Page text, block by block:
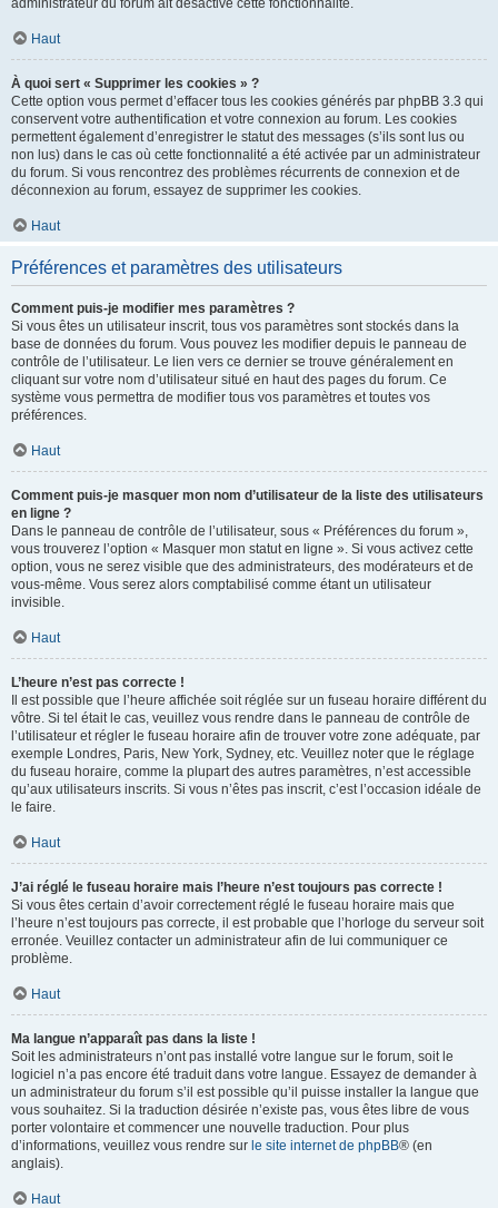
administrateur du forum ait désactivé cette fonctionnalité.
Haut
À quoi sert « Supprimer les cookies » ?
Cette option vous permet d’effacer tous les cookies générés par phpBB 3.3 qui
conservent votre authentification et votre connexion au forum. Les cookies
permettent également d’enregistrer le statut des messages (s’ils sont lus ou
non lus) dans le cas où cette fonctionnalité a été activée par un administrateur
du forum. Si vous rencontrez des problèmes récurrents de connexion et de
déconnexion au forum, essayez de supprimer les cookies.
Haut
Préférences et paramètres des utilisateurs
Comment puis-je modifier mes paramètres ?
Si vous êtes un utilisateur inscrit, tous vos paramètres sont stockés dans la
base de données du forum. Vous pouvez les modifier depuis le panneau de
contrôle de l’utilisateur. Le lien vers ce dernier se trouve généralement en
cliquant sur votre nom d’utilisateur situé en haut des pages du forum. Ce
système vous permettra de modifier tous vos paramètres et toutes vos
préférences.
Haut
Comment puis-je masquer mon nom d’utilisateur de la liste des utilisateurs
en ligne ?
Dans le panneau de contrôle de l’utilisateur, sous « Préférences du forum »,
vous trouverez l’option « Masquer mon statut en ligne ». Si vous activez cette
option, vous ne serez visible que des administrateurs, des modérateurs et de
vous-même. Vous serez alors comptabilisé comme étant un utilisateur
invisible.
Haut
L’heure n’est pas correcte !
Il est possible que l’heure affichée soit réglée sur un fuseau horaire différent du
vôtre. Si tel était le cas, veuillez vous rendre dans le panneau de contrôle de
l’utilisateur et régler le fuseau horaire afin de trouver votre zone adéquate, par
exemple Londres, Paris, New York, Sydney, etc. Veuillez noter que le réglage
du fuseau horaire, comme la plupart des autres paramètres, n’est accessible
qu’aux utilisateurs inscrits. Si vous n’êtes pas inscrit, c’est l’occasion idéale de
le faire.
Haut
J’ai réglé le fuseau horaire mais l’heure n’est toujours pas correcte !
Si vous êtes certain d’avoir correctement réglé le fuseau horaire mais que
l’heure n’est toujours pas correcte, il est probable que l’horloge du serveur soit
erronée. Veuillez contacter un administrateur afin de lui communiquer ce
problème.
Haut
Ma langue n’apparaît pas dans la liste !
Soit les administrateurs n’ont pas installé votre langue sur le forum, soit le
logiciel n’a pas encore été traduit dans votre langue. Essayez de demander à
un administrateur du forum s’il est possible qu’il puisse installer la langue que
vous souhaitez. Si la traduction désirée n’existe pas, vous êtes libre de vous
porter volontaire et commencer une nouvelle traduction. Pour plus
d’informations, veuillez vous rendre sur le site internet de phpBB® (en
anglais).
Haut